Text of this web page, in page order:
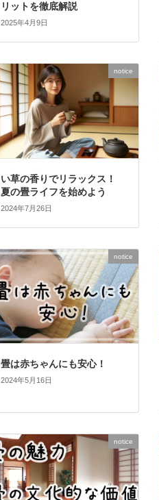
リットを徹底解説
2025年4月9日
notice
い草の香りでリラックス！
夏の畳ライフを始めよう
2024年7月26日
notice
畳は赤ちゃんにも安心！
2024年5月16日
notice